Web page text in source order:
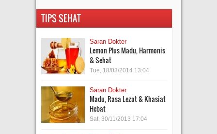
TIPS SEHAT
Saran Dokter
Lemon Plus Madu, Harmonis
& Sehat
Tue, 18/03/2014 13:04
Saran Dokter
Madu, Rasa Lezat & Khasiat
Hebat
Sat, 30/11/2013 17:04